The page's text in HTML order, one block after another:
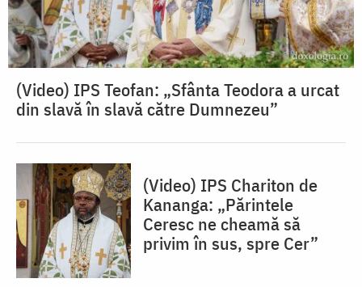
(Video) IPS Teofan: „Sfânta Teodora a urcat
din slavă în slavă către Dumnezeu”
(Video) IPS Chariton de
Kananga: „Părintele
Ceresc ne cheamă să
privim în sus, spre Cer”